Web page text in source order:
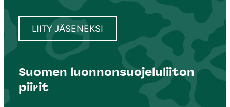
LIITY JÄSENEKSI
Suomen luonnonsuojeluliiton
piirit